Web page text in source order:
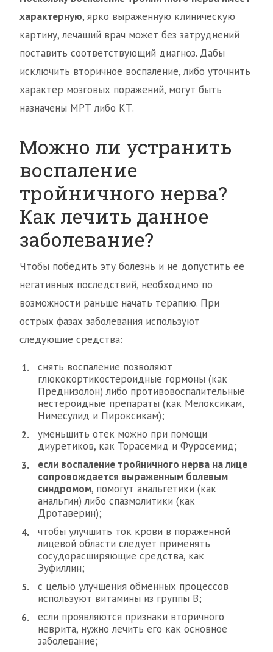
характерную, ярко выраженную клиническую
картину, лечащий врач может без затруднений
поставить соответствующий диагноз. Дабы
исключить вторичное воспаление, либо уточнить
характер мозговых поражений, могут быть
назначены МРТ либо КТ.
Можно ли устранить
воспаление
тройничного нерва?
Как лечить данное
заболевание?
Чтобы победить эту болезнь и не допустить ее
негативных последствий, необходимо по
возможности раньше начать терапию. При
острых фазах заболевания используют
следующие средства:
снять воспаление позволяют
глюкокортикостероидные гормоны (как
Преднизолон) либо противовоспалительные
нестероидные препараты (как Мелоксикам,
Нимесулид и Пироксикам);
уменьшить отек можно при помощи
диуретиков, как Торасемид и Фуросемид;
если воспаление тройничного нерва на лице
сопровождается выраженным болевым
синдромом, помогут анальгетики (как
анальгин) либо спазмолитики (как
Дротаверин);
чтобы улучшить ток крови в пораженной
лицевой области следует применять
сосудорасширяющие средства, как
Эуфиллин;
с целью улучшения обменных процессов
используют витамины из группы В;
если проявляются признаки вторичного
неврита, нужно лечить его как основное
заболевание;